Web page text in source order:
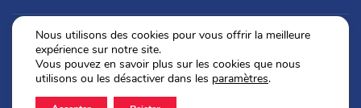
Politique de confidentialité
Mentions légales
Nous utilisons des cookies pour vous offrir la meilleure
expérience sur notre site.
Vous pouvez en savoir plus sur les cookies que nous
utilisons ou les désactiver dans les paramètres.